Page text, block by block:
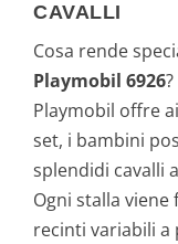
CAVALLI
Cosa rende
Playmobil 6926
Playmobil offre
set, i bambini
splendidi cavalli
Ogni stalla
recinti variabili a